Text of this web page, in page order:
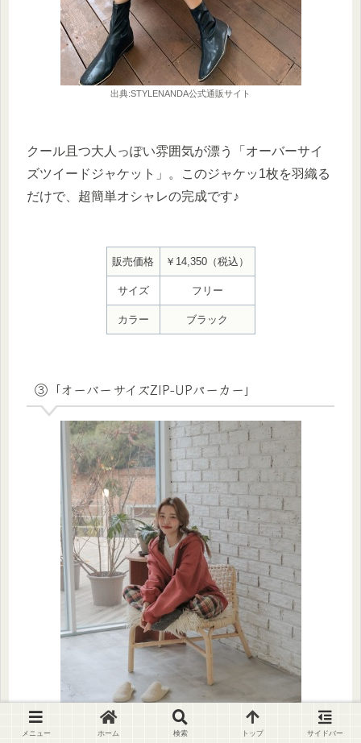
出典:STYLENANDA公式通販サイト
クール且つ大人っぽい雰囲気が漂う「オーバーサイ
ズツイードジャケット」。このジャケッ1枚を羽織る
だけで、超簡単オシャレの完成です♪
販売価格 ￥14,350（税込）
サイズ フリー
カラー ブラック
③「オーバーサイズZIP-UPパーカー」
メニュー ホーム 検索 トップ サイドバー